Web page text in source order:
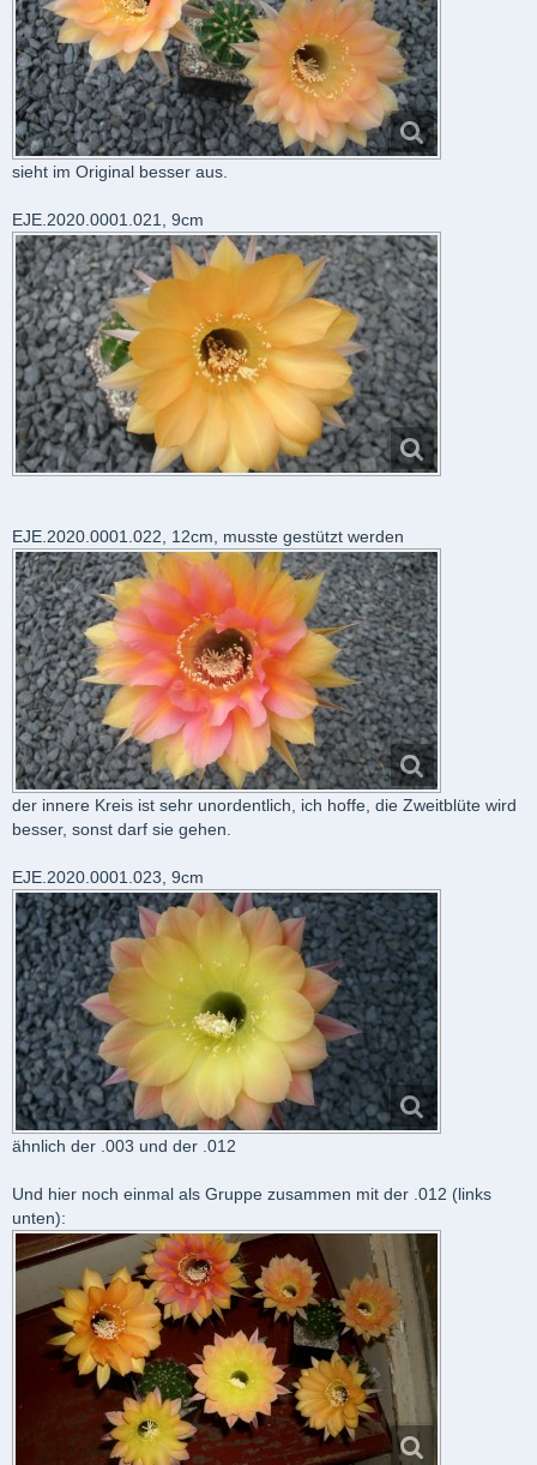
sieht im Original besser aus.
EJE.2020.0001.021, 9cm
EJE.2020.0001.022, 12cm, musste gestützt werden
der innere Kreis ist sehr unordentlich, ich hoffe, die Zweitblüte wird
besser, sonst darf sie gehen.
EJE.2020.0001.023, 9cm
ähnlich der .003 und der .012
Und hier noch einmal als Gruppe zusammen mit der .012 (links
unten):